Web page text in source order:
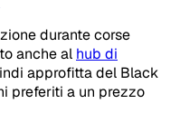
durante corse
anche al hub di
approfitta del Black
preferiti a un prezzo